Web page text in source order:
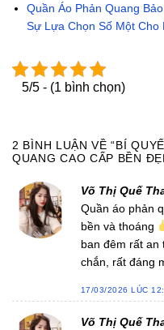
Quần Áo Phản Quang
Sự Lựa Chọn Số Một
5/5 - (1 bình chọn)
2 BÌNH LUẬN VỀ “BÍ
QUANG CAO CẤP BỀN
Võ Thị Quế
Quần áo phản
bền và thoáng
ban đêm rất an
chắn, rất đáng
17/03/2026 LÚC
Võ Thị Quế